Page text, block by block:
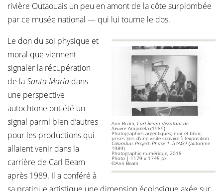
rivière Outaouais un peu en amont de la côte surplombée
par ce musée national — qui lui tourne le dos.
Ann Beam, Carl Beam discutant de
l’œuvre Ampoleta (1989)
Photographies argentiques, noir et blanc,
prises lors d’une visite scolaire à l’exposition
Columbus Project. Phase 1, à l’AGP (automne
1989)
Photographie numérique, 2018
Photo | 1179 x 1745 px
©Ann Beam
Le don du soi physique et
moral que viennent
signaler la récupération
de laSanta Maria dans
une perspective
autochtone ont été un
signal parmi bien d’autres
pour les productions qui
allaient venir dans la
carrière de Carl Beam
après 1989. Il a conféré à